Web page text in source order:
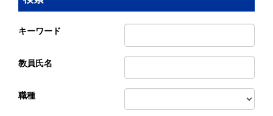
キーワード
教員氏名
職種